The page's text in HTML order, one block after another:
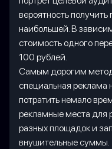
вероятность
наибольшей. В
стоимость одного
100 рублей.
Самым дорогим
специальная реклама
потратить немало
рекламные места для
разных площадок и
внушительные суммы.